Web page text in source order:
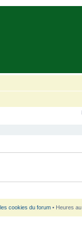
cookies du forum• Heures au